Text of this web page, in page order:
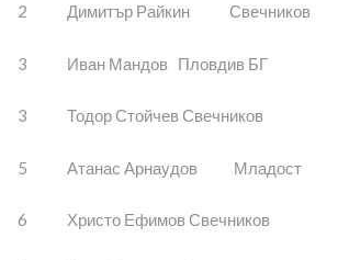
2 Димитър Райкин Свечников
3 Иван Мандов Пловдив БГ
3 Тодор Стойчев Свечников
5 Атанас Арнаудов Младост
6 Христо Ефимов Свечников